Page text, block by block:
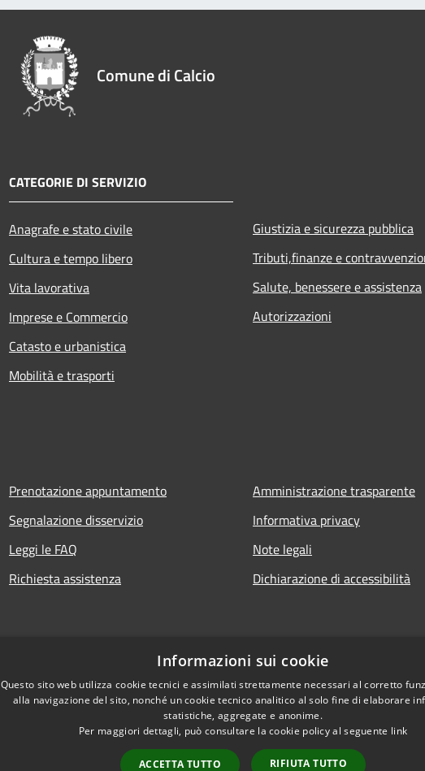
Comune di Calcio
CATEGORIE DI SERVIZIO
Anagrafe e stato civile
Cultura e tempo libero
Vita lavorativa
Imprese e Commercio
Catasto e urbanistica
Mobilità e trasporti
Giustizia e sicurezza pubblica
Tributi,finanze e
Salute, benessere e assistenza
Autorizzazioni
Prenotazione appuntamento
Segnalazione disservizio
Leggi le FAQ
Richiesta assistenza
Amministrazione trasparente
Informativa privacy
Note legali
Dichiarazione di accessibilità
Informazioni sui cookie
Questo sito web utilizza cookie tecnici e assimilati strettamente necessari al corretto
alla navigazione del sito, nonché un cookie tecnico analitico al solo fine di elaborare
statistiche, aggregate e anonime.
Per maggiori dettagli, può consultare la cookie policy al seguente link
ACCETTA TUTTO RIFIUTA TUTTO